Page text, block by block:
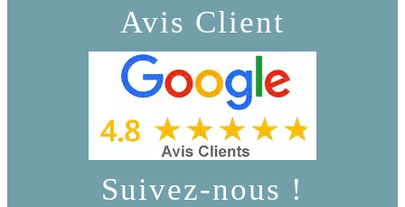
Avis Client
Suivez-nous !